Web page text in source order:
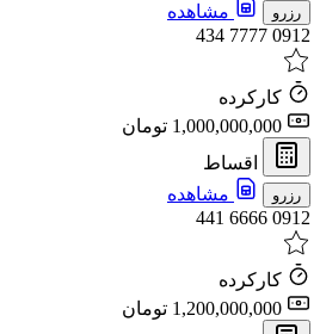
رزرو
مشاهده
0912 7777 434
کارکرده
اقساط
رزرو
مشاهده
0912 6666 441
کارکرده